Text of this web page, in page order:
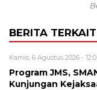
BERITA TERKAIT
Kamis, 6 Agustus 2026 -
Program JMS,
Kunjungan